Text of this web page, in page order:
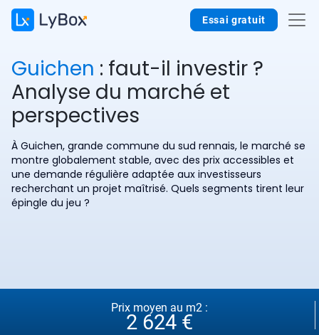
Essai gratuit
Guichen : faut-il investir ?
Analyse du marché et
perspectives
À Guichen, grande commune du sud rennais, le marché se
montre globalement stable, avec des prix accessibles et
une demande régulière adaptée aux investisseurs
recherchant un projet maîtrisé. Quels segments tirent leur
épingle du jeu ?
Prix moyen au m2 :
2 624 €